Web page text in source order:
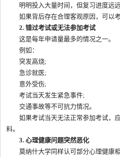
明明投入大量时间，但复习进度远远
如果背后存在合理客观原因，可以考
2. 错过考试或无法参加考试
这是每年申请量最多的情况之一。
例如：
突发高烧;
急诊就医;
意外受伤;
考试当天发生紧急事件;
交通事故等不可抗力情况。
如果考试当天无法正常参加考试，
料。
3. 心理健康问题突然恶化
莫纳什大学同样认可部分心理健康相